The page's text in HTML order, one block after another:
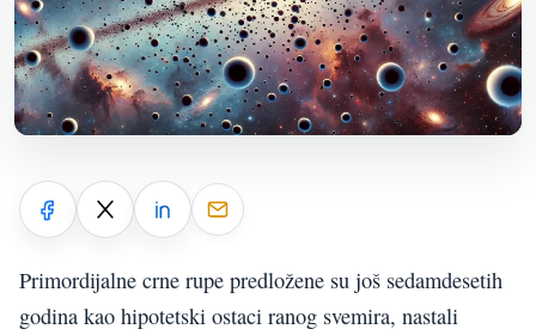
Primordijalne crne rupe predložene su još sedamdesetih
godina kao hipotetski ostaci ranog svemira, nastali